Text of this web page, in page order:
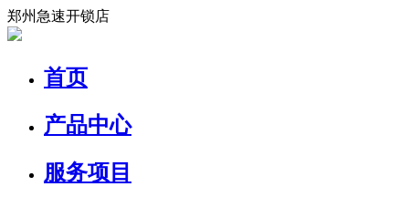
郑州急速开锁店
首页
产品中心
服务项目